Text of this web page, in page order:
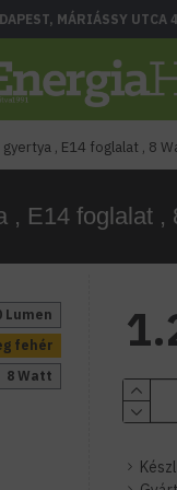
MÁRIÁSSY UTCA
gyertya , E14 foglalat , 8
, E14 foglalat ,
fehér
Lumen
8 Watt